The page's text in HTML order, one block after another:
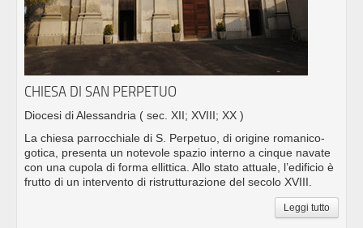
CHIESA DI SAN PERPETUO
Diocesi di Alessandria ( sec. XII; XVIII; XX )
La chiesa parrocchiale di S. Perpetuo, di origine romanico-
gotica, presenta un notevole spazio interno a cinque navate
con una cupola di forma ellittica. Allo stato attuale, l’edificio è
frutto di un intervento di ristrutturazione del secolo XVIII.
Leggi tutto